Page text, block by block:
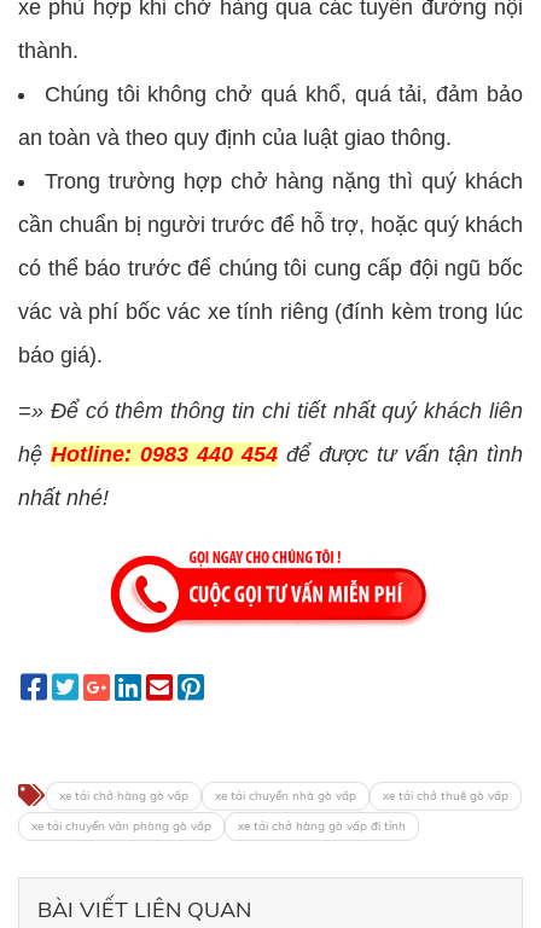
xe phù hợp khi chở hàng qua các tuyến đường nội
thành.
Chúng tôi không chở quá khổ, quá tải, đảm bảo
an toàn và theo quy định của luật giao thông.
Trong trường hợp chở hàng nặng thì quý khách
cần chuẩn bị người trước để hỗ trợ, hoặc quý khách
có thể báo trước để chúng tôi cung cấp đội ngũ bốc
vác và phí bốc vác xe tính riêng (đính kèm trong lúc
báo giá).
=» Để có thêm thông tin chi tiết nhất quý khách liên
hệ Hotline: 0983 440 454 để được tư vấn tận tình
nhất nhé!
xe tải chở hàng gò vấp xe tải chuyển nhà gò vấp
xe tải chở thuê gò vấp
xe tải chuyển văn phòng gò vấp
xe tải chở hàng gò vấp đi tỉnh
BÀI VIẾT LIÊN QUAN